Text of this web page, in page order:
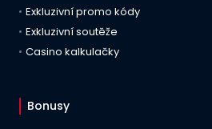
Exkluzivní promo kódy
Exkluzivní soutěže
Casino kalkulačky
Bonusy